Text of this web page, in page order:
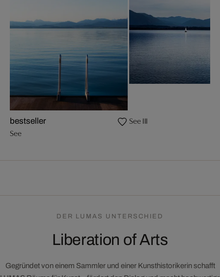
bestseller
See
See III
DER LUMAS UNTERSCHIED
Liberation of Arts
Gegründet von einem Sammler und einer Kunsthistorikerin schafft